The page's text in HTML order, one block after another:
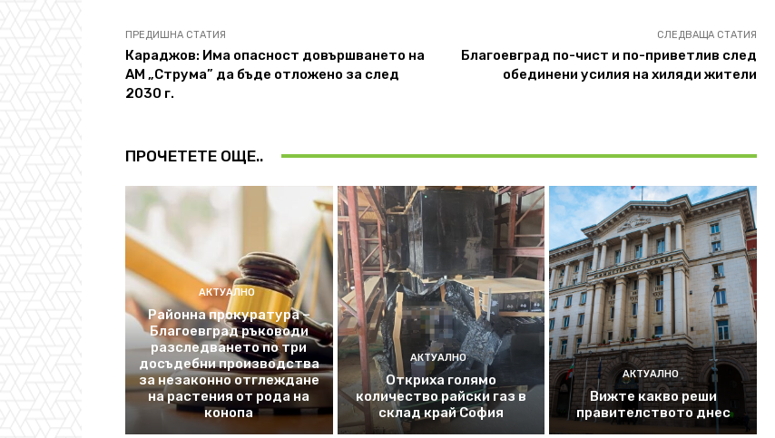
ПРЕДИШНА СТАТИЯ
Караджов: Има опасност довършването на
АМ „Струма” да бъде отложено за след
2030 г.
СЛЕДВАЩА СТАТИЯ
Благоевград по-чист и по-приветлив след
обединени усилия на хиляди жители
ПРОЧЕТЕТЕ ОЩЕ..
АКТУАЛНО
Районна прокуратура –
Благоевград ръководи
разследването по три
досъдебни производства
за незаконно отглеждане
на растения от рода на
конопа
АКТУАЛНО
Откриха голямо
количество райски газ в
склад край София
АКТУАЛНО
Вижте какво реши
правителството днес